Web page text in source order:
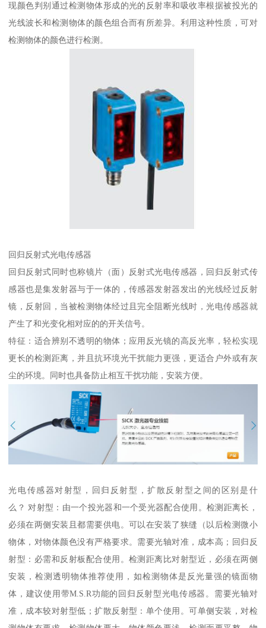
现颜色判别通过检测物体形成的光的反射率和吸收率根据被投光的
光线波长和检测物体的颜色组合而有所差异。利用这种性质，可对
检测物体的颜色进行检测。
回归反射式光电传感器
回归反射式同时也称镜片（面）反射式光电传感器，回归反射式传
感器也是集发射器与于一体的，传感器发射器发出的光线经过反射
镜，反射回，当被检测物体经过且完全阻断光线时，光电传感器就
产生了和光变化相对应的的开关信号。
特征：适合辨别不透明的物体；应用反光镜的高反光率，轻松实现
更长的检测距离，并且抗环境光干扰能力更强，更适合户外或有灰
尘的环境。同时也具备防止相互干扰功能，安装方便。
光电传感器对射型，回归反射型，扩散反射型之间的区别是什
么？ 对射型：由一个投光器和一个受光器配合使用。检测距离长，
必须在两侧安装且都需要供电。可以在安装了狭缝（以后检测微小
物体，对物体颜色没有严格要求。需要光轴对准，成本高；回归反
射型：必需和反射板配合使用。检测距离比对射型近，必须在两侧
安装，检测透明物体推荐使用，如检测物体是反光量强的镜面物
体，建议使用带M.S.R功能的回归反射型光电传感器。需要光轴对
准，成本较对射型低；扩散反射型：单个使用。可单侧安装，对检